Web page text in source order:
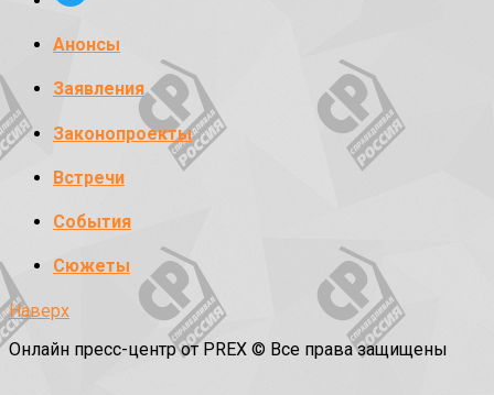
Анонсы
Заявления
Законопроекты
Встречи
События
Сюжеты
Наверх
Онлайн пресс-центр от PREX © Все права защищены